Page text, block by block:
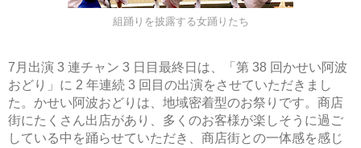
組踊りを披露する女踊りたち
7月出演 3 連チャン 3 日目最終日は、「第 38 回かせい阿波
おどり」に 2 年連続 3 回目の出演をさせていただきまし
た。かせい阿波おどりは、地域密着型のお祭りです。商店
街にたくさん出店があり、多くのお客様が楽しそうに過ご
している中を踊らせていただき、商店街との一体感を感じ